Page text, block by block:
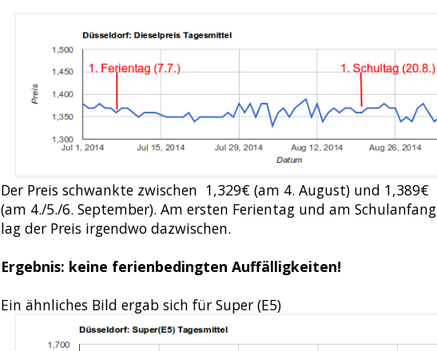
Der Preis schwankte zwischen 1,329€ (am 4. August) und 1,389€
(am 4./5./6. September). Am ersten Ferientag und am Schulanfang
lag der Preis irgendwo dazwischen.
Ergebnis: keine ferienbedingten Auffälligkeiten!
Ein ähnliches Bild ergab sich für Super (E5)